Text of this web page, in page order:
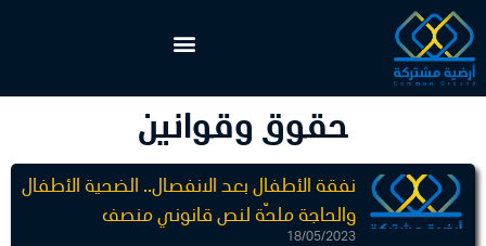
حقوق وقوانين
نفقة الأطفال بعد الانفصال.. الضحية الأطفال
والحاجة ملحّة لنص قانوني منصف
18/05/2023